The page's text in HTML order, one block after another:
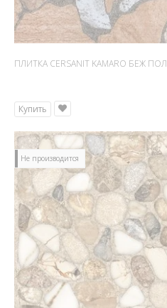
ПЛИТКА CERSANIT KAMARO БЕЖ ПОЛ
Купить
Не производится